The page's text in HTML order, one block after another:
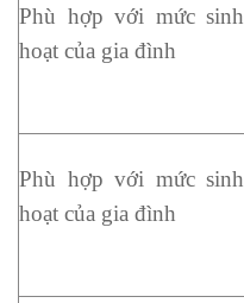
Phù hợp với mức sinh
hoạt của gia đình
Phù hợp với mức sinh
hoạt của gia đình